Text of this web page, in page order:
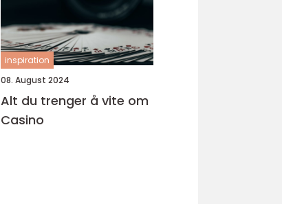
inspiration
08. August 2024
Alt du trenger å vite om
Casino